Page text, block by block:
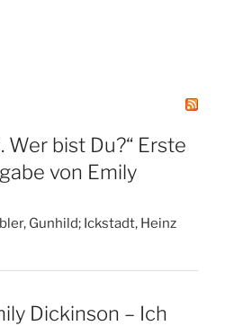
Wer bist Du?“ Erste
von Emily
Gunhild; Ickstadt, Heinz
Dickinson – Ich